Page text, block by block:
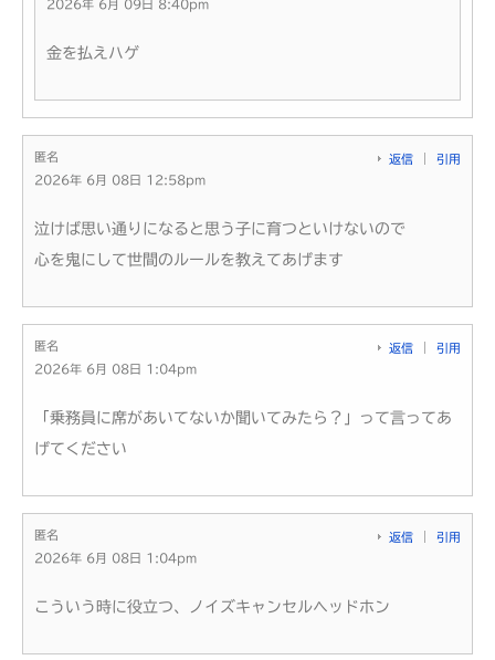
2026年 6月 09日 8:40pm
金を払えハゲ
匿名
2026年 6月 08日 12:58pm
返信 引用
泣けば思い通りになると思う子に育つといけないので
心を鬼にして世間のルールを教えてあげます
匿名
2026年 6月 08日 1:04pm
返信 引用
「乗務員に席があいてないか聞いてみたら？」って言ってあ
げてください
匿名
2026年 6月 08日 1:04pm
返信 引用
こういう時に役立つ、ノイズキャンセルヘッドホン